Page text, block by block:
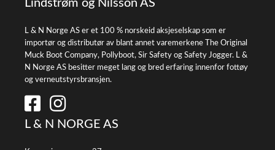
Lindstrøm og Nilsson AS
L & N Norge AS er et 100 % norskeid aksjeselskap som er
importør og distributør av blant annet varemerkene The Original
Muck Boot Company, Pollyboot, Sir Safety og Safety Jogger. L &
N Norge AS besitter meget lang og bred erfaring innenfor fottøy
og verneutstyrsbransjen.
L & N NORGE AS